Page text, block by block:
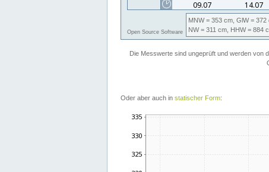
Oder aber auch in statischer Form: